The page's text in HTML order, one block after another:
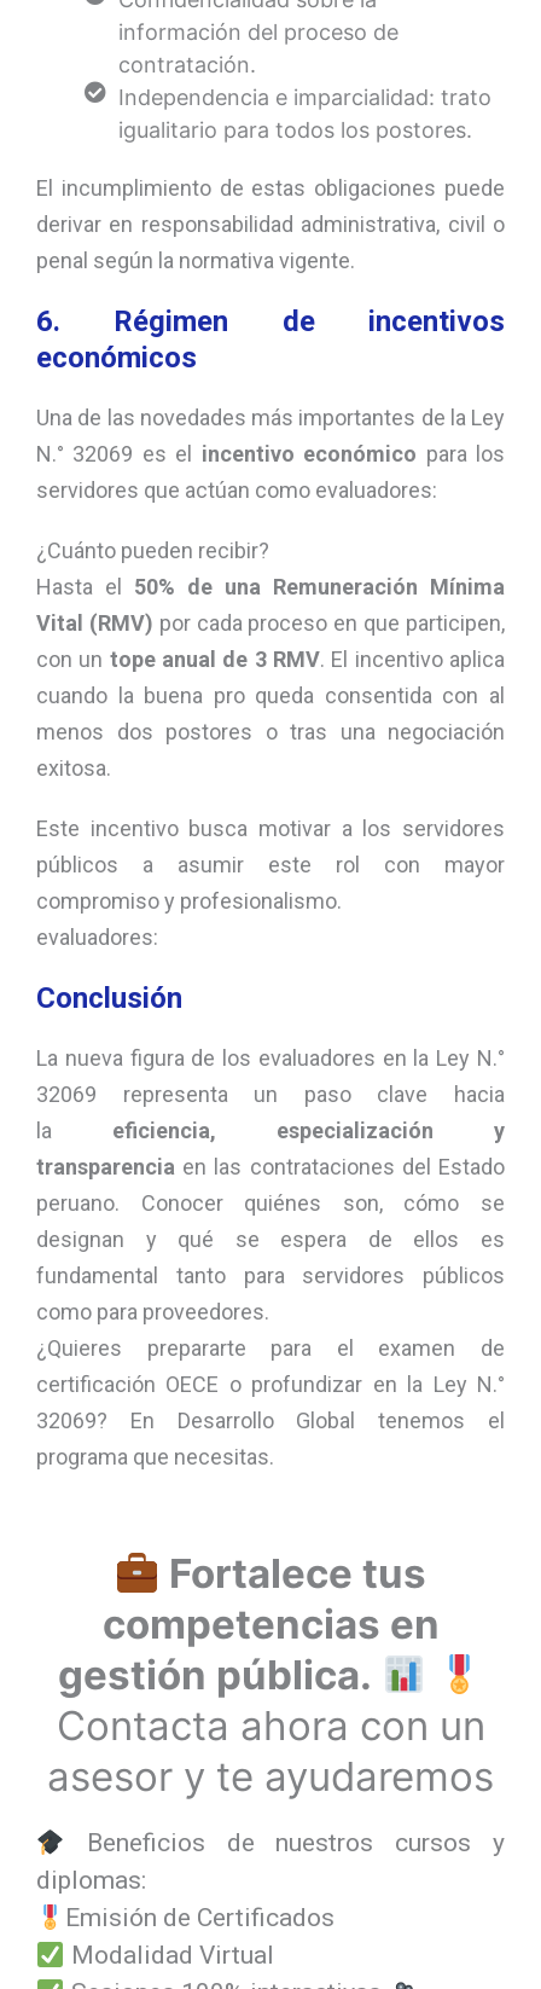
información del proceso de
contratación.
Independencia e imparcialidad: trato
igualitario para todos los postores.
El incumplimiento de estas obligaciones puede
derivar en responsabilidad administrativa, civil o
penal según la normativa vigente.
6. Régimen de incentivos
económicos
Una de las novedades más importantes de la Ley
N.° 32069 es el incentivo económico para los
servidores que actúan como evaluadores:
¿Cuánto pueden recibir?
Hasta el 50% de una Remuneración Mínima
Vital (RMV) por cada proceso en que participen,
con un tope anual de 3 RMV. El incentivo aplica
cuando la buena pro queda consentida con al
menos dos postores o tras una negociación
exitosa.
Este incentivo busca motivar a los servidores
públicos a asumir este rol con mayor
compromiso y profesionalismo.
evaluadores:
Conclusión
La nueva figura de los evaluadores en la Ley N.°
32069 representa un paso clave hacia
la eficiencia, especialización y
transparencia en las contrataciones del Estado
peruano. Conocer quiénes son, cómo se
designan y qué se espera de ellos es
fundamental tanto para servidores públicos
como para proveedores.
¿Quieres prepararte para el examen de
certificación OECE o profundizar en la Ley N.°
32069? En Desarrollo Global tenemos el
programa que necesitas.
Fortalece tus
competencias en
gestión pública.
Contacta ahora con un
asesor y te ayudaremos
Beneficios de nuestros cursos y
diplomas:
Emisión de Certificados
Modalidad Virtual